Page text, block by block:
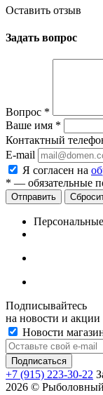
Оставить отзыв
Задать вопрос
Вопрос *
Ваше имя *
Контактный
E-mail
Я согласен на
* — обязательные
Подписывайтесь
на новости и акции
Новости
+7 (915) 223-30-22
2026 ©